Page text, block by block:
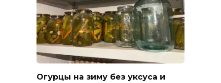
Огурцы на зиму без уксуса и